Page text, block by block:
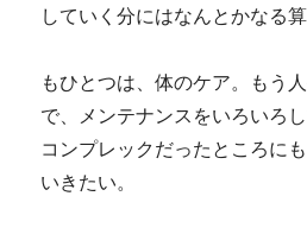
していく分にはなんとかなる算
もひとつは、体のケア。もう
で、メンテナンスをいろいろ
コンプレックだったところに
いきたい。